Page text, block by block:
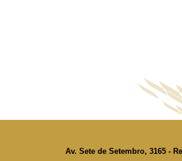
Av. Sete de Setembro, 3165 -